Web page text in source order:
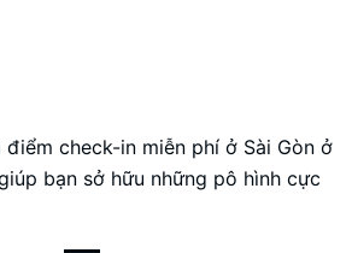
check-in miễn phí ở Sài Gòn ở
bạn sở hữu những pô hình cực